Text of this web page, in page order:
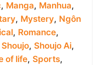
, Manga, Manhua,
, Mystery, Ngôn
, Romance,
Shoujo, Shoujo Ai,
of life, Sports,